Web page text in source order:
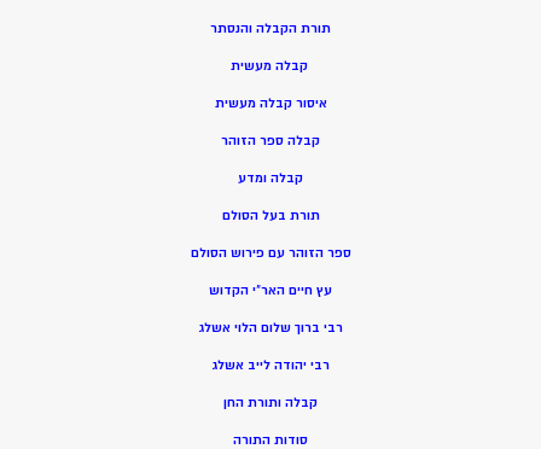
תורת הקבלה והנסתר
קבלה מעשית
איסור קבלה מעשית
קבלה ספר הזוהר
קבלה ומדע
תורת בעל הסולם
ספר הזוהר עם פירוש הסולם
עץ חיים האר”י הקדוש
רבי ברוך שלום הלוי אשלג
רבי יהודה לייב אשלג
קבלה ותורת החן
סודות התורה